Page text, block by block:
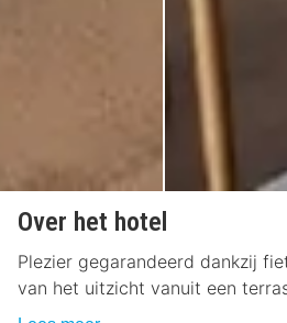
Over het hotel
Plezier gegarandeerd dankzij
van het uitzicht vanuit een